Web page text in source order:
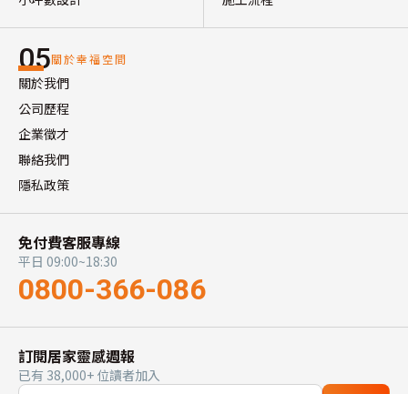
05關於幸福空間
關於我們
公司歷程
企業徵才
聯絡我們
隱私政策
免付費客服專線
平日 09:00~18:30
0800-366-086
訂閱居家靈感週報
已有 38,000+ 位讀者加入